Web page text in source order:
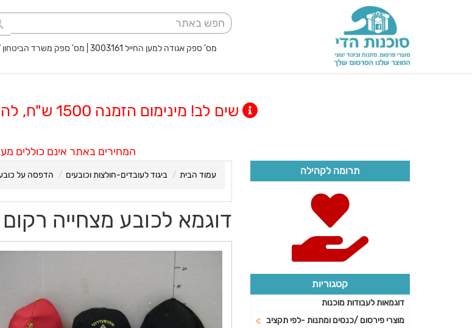
מס' ספק אגודה למען החייל 3003161 | מס' ספק משרד הביטחון 11010197 | מס' ספק משטרת ישראל 40017932
שים לב! מינימום הזמנה 1500 ש"ח, להזמנות 08-8564549
המחירים באתר אינם כוללים
עמוד הבית ביגוד לעובדים-חולצות וכובעים הדפסה על
דוגמא לכובע מצחייה רקום
תרומה לקהילה
קטגוריות
דוגמאות לעבודות מוכנות
מוצרי פירסום /כנסים ומתנות -לפי תקציב